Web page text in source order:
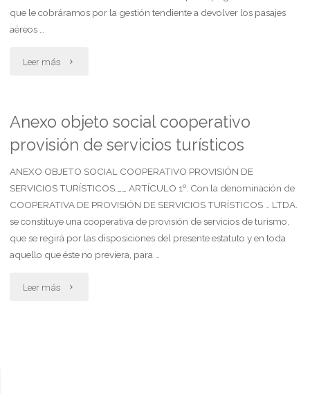
2014"
pagos
que le cobráramos por la gestión tendiente a devolver los pasajes
aéreos …
Leer más "Gestores
comisión
por
íprocurarù
mandato
expreso
Anexo objeto social cooperativo
provisión de servicios turísticos
ANEXO OBJETO SOCIAL COOPERATIVO PROVISIÓN DE
SERVICIOS TURÍSTICOS.__ ARTÍCULO 1º: Con la denominación de
COOPERATIVA DE PROVISIÓN DE SERVICIOS TURÍSTICOS … LTDA.
se constituye una cooperativa de provisión de servicios de turismo,
que se regirá por las disposiciones del presente estatuto y en toda
aquello que éste no previera, para …
Leer más "Anexo